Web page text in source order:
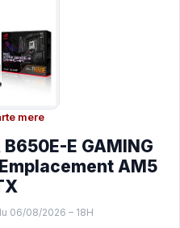
mere
B650E-E GAMING
AM5
06/08/2026 – 18H